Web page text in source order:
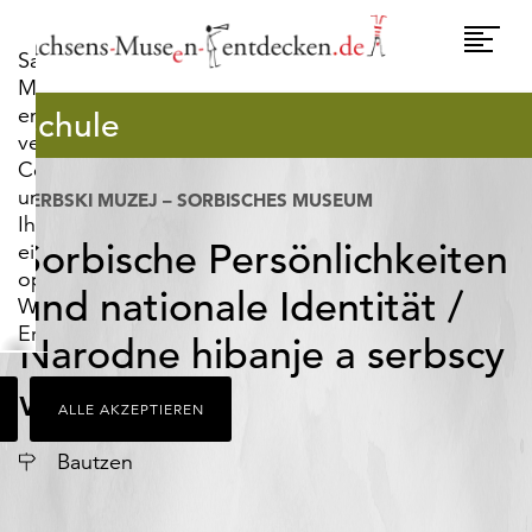
Sachsens-
Museen-
entdecken.de
verwendet
Cookies,
um
Ihnen
ein
optimales
Webseiten-
Erlebnis
zu
bieten.
Dazu
zählen
Cookies,
ALLE AKZEPTIEREN
Schule
SERBSKI MUZEJ – SORBISCHES MUSEUM
Sorbische Persönlichkeiten
und nationale Identität /
Narodne hibanje a serbscy
wótčincy
Ort Bautzen